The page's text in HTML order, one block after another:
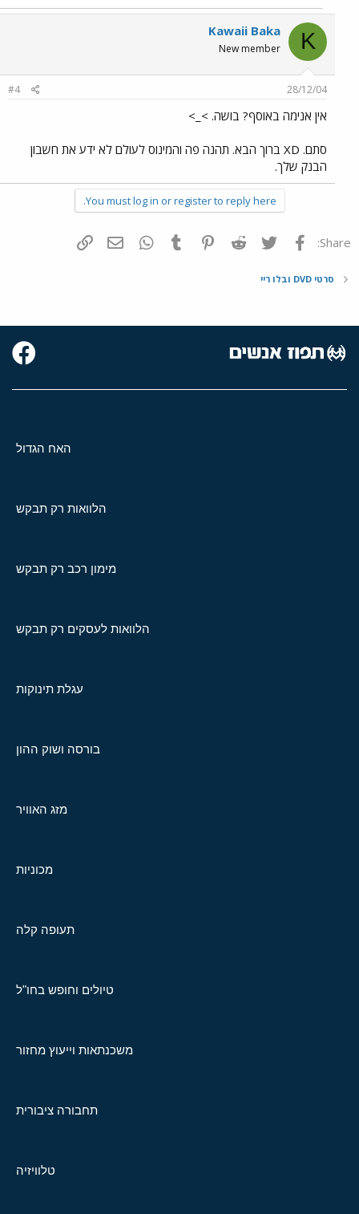
K
Kawaii Baka
New member
28/12/04
#4
אין אנימה באוסף? בושה. >_>
סתם. XD ברוך הבא. תהנה פה והמינוס לעולם לא ידע את חשבון
הבנק שלך.
You must log in or register to reply here.
Share: פייסבוק Twitter
Reddit
Pinterest
Tumblr
WhatsAppדואר אלקטרוני
סרטי DVD ובלו ריי
האח הגדול
הלוואות רק תבקש
מימון רכב רק תבקש
הלוואות לעסקים רק תבקש
עגלת תינוקות
בורסה ושוק ההון
מזג האוויר
מכוניות
תעופה קלה
טיולים וחופש בחו"ל
משכנתאות וייעוץ מחזור
תחבורה ציבורית
טלוויזיה